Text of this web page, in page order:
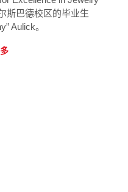
斯巴德校区的毕业生
Aulick。